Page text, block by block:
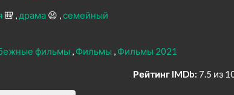
🎒 драма 😫
семейный
фильмы Фильмы Фильмы 2021
Рейтинг IMDb: 7.5 из